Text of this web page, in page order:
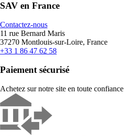
SAV en France
Contactez-nous
11 rue Bernard Maris
37270 Montlouis-sur-Loire, France
+33 1 86 47 62 58
Paiement sécurisé
Achetez sur notre site en toute confiance